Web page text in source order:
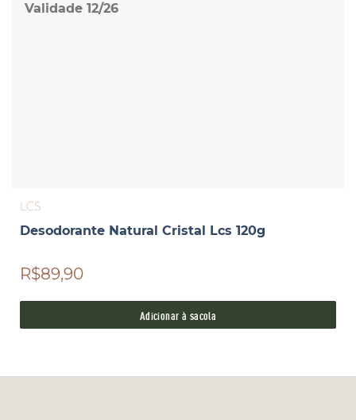
Validade 12/26
LCS
Desodorante Natural Cristal Lcs 120g
R$89,90
Adicionar à sacola